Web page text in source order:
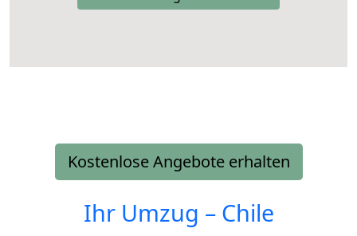
Kostenlose Angebote erhalten
Ihr Umzug – Chile